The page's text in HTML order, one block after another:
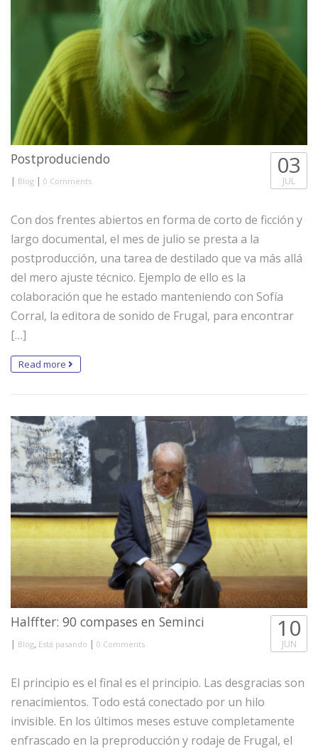
Postproduciendo
| Blog | 0 Comments
03
JUL
Con dos frentes abiertos en forma de corto de ficción y
largo documental, el mes de julio se presta a la
postproducción, una tarea de destilado que va más allá
del mero ajuste técnico. Ejemplo de ello es la
colaboración que he estado manteniendo con Sofía
Corral, la editora de sonido de Frugal, para encontrar
[…]
Read more
Halffter: 90 compases en Seminci
| Blog Está pasando | 0 Comments
10
JUN
El principio es el final es el principio. Las desgracias son
renacimientos. Todo está conectado por un hilo
invisible. En los últimos meses estuve completamente
enfrascado en la preproducción y rodaje de Frugal, el